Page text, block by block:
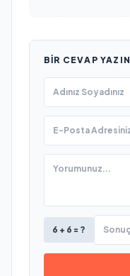
BIR CEVAP YAZIN
6 + 6 = ?